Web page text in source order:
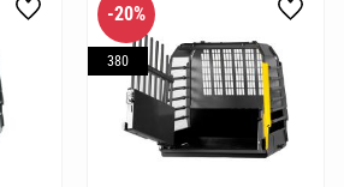
Lägg till i favoriter
20%
380
Lägg